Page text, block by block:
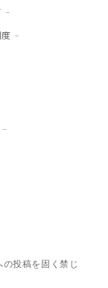
度
投稿を固く禁じ